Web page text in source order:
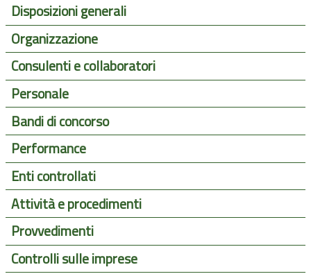
Disposizioni generali
Organizzazione
Consulenti e collaboratori
Personale
Bandi di concorso
Performance
Enti controllati
Attività e procedimenti
Provvedimenti
Controlli sulle imprese